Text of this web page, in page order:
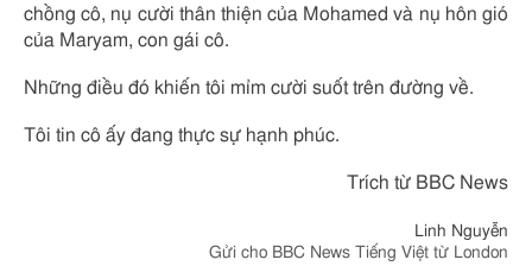
chồng cô, nụ cười thân thiện của Mohamed và nụ hôn gió
của Maryam, con gái cô.
Những điều đó khiến tôi mỉm cười suốt trên đường về.
Tôi tin cô ấy đang thực sự hạnh phúc.
Trích từ BBC News
Linh Nguyễn
Gửi cho BBC News Tiếng Việt từ London